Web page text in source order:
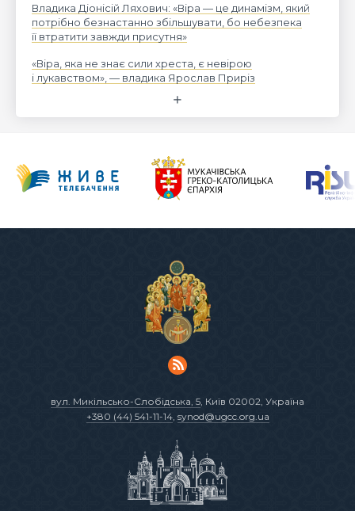
Владика Діонісій Ляхович: «Віра — це динамізм, який
потрібно безнастанно збільшувати, бо небезпека
її втратити завжди присутня»
«Віра, яка не знає сили хреста, є невірою
і лукавством», — владика Ярослав Приріз
вул. Микільсько-Слобідська, 5 , Київ 02002, Україна
+380 (44) 541-11-14, synod@ugcc.org.ua